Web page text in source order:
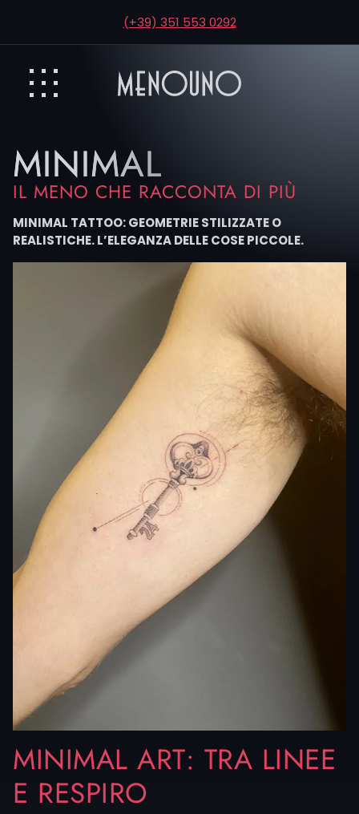
(+39) 351 553 0292
MINIMAL
IL MENO CHE RACCONTA DI PIÙ
MINIMAL TATTOO: GEOMETRIE STILIZZATE O
REALISTICHE. L’ELEGANZA DELLE COSE PICCOLE.
MINIMAL ART: TRA LINEE
E RESPIRO